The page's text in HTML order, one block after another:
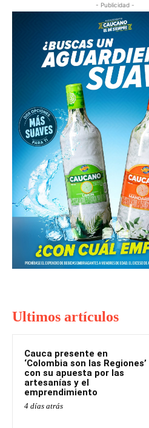
- Publicidad -
Ultimos artículos
Cauca presente en
‘Colombia son las Regiones’
con su apuesta por las
artesanías y el
emprendimiento
4 días atrás